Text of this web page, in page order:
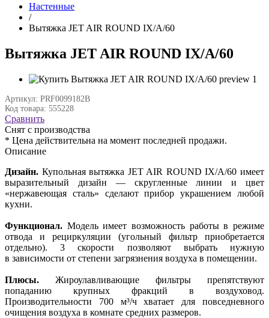
Настенные
/
Вытяжка JET AIR ROUND IX/A/60
Вытяжка JET AIR ROUND IX/A/60
Артикул: PRF0099182B
Код товара: 555228
Сравнить
Снят с производства
* Цена действительна на момент последней продажи.
Описание
Дизайн. Купольная вытяжка JET AIR ROUND IX/A/60 имеет
выразительный дизайн — скругленные линии и цвет
«нержавеющая сталь» сделают прибор украшением любой
кухни.
Функционал. Модель имеет возможность работы в режиме
отвода и рециркуляции (угольный фильтр приобретается
отдельно). 3 скорости позволяют выбрать нужную
в зависимости от степени загрязнения воздуха в помещении.
Плюсы. Жироулавливающие фильтры препятствуют
попаданию крупных фракций в воздуховод.
Производительности 700 м³/ч хватает для повседневного
очищения воздуха в комнате средних размеров.